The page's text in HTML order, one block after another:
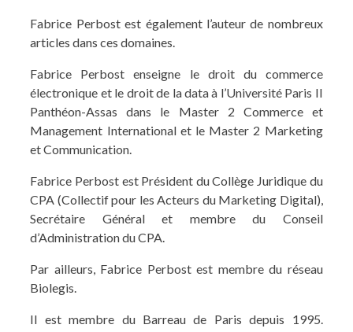
Fabrice Perbost est également l’auteur de nombreux
articles dans ces domaines.
Fabrice Perbost enseigne le droit du commerce
électronique et le droit de la data à l’Université Paris II
Panthéon-Assas dans le Master 2 Commerce et
Management International et le Master 2 Marketing
et Communication.
Fabrice Perbost est Président du Collège Juridique du
CPA (Collectif pour les Acteurs du Marketing Digital),
Secrétaire Général et membre du Conseil
d’Administration du CPA.
Par ailleurs, Fabrice Perbost est membre du réseau
Biolegis.
Il est membre du Barreau de Paris depuis 1995.